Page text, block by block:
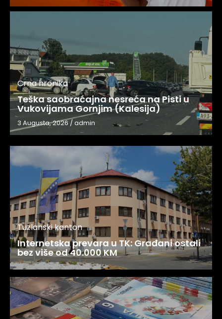
Crna hronika
Teška saobraćajna nesreća na Pisti u
Vukovijama Gornjim (Kalesija)
3 Augusta, 2026/admin
Tuzlanski kanton
Internetska prevara u TK: Građani ostali
bez više od 40.000 KM